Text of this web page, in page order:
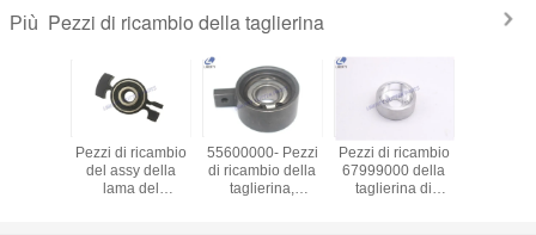
Più Pezzi di ricambio della taglierina
Pezzi di ricambio
del assy della
lama del
55600000- Pezzi
di ricambio della
taglierina,
Pezzi di ricambio
67999000 della
taglierina di